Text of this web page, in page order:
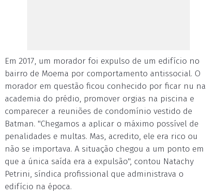
Em 2017, um morador foi expulso de um edifício no
bairro de Moema por comportamento antissocial. O
morador em questão ficou conhecido por ficar nu na
academia do prédio, promover orgias na piscina e
comparecer a reuniões de condomínio vestido de
Batman. "Chegamos a aplicar o máximo possível de
penalidades e multas. Mas, acredito, ele era rico ou
não se importava. A situação chegou a um ponto em
que a única saída era a expulsão", contou Natachy
Petrini, síndica profissional que administrava o
edifício na época.